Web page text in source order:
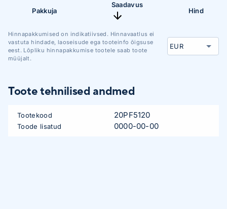
Pakkuja
Saadavus
Hind
Hinnapakkumised on indikatiivsed. Hinnavaatlus ei
vastuta hindade, laoseisude ega tooteinfo õigsuse
eest. Lõpliku hinnapakkumise tootele saab toote
müüjalt.
Toote tehnilised andmed
Tootekood 20PF5120
Toode lisatud 0000-00-00